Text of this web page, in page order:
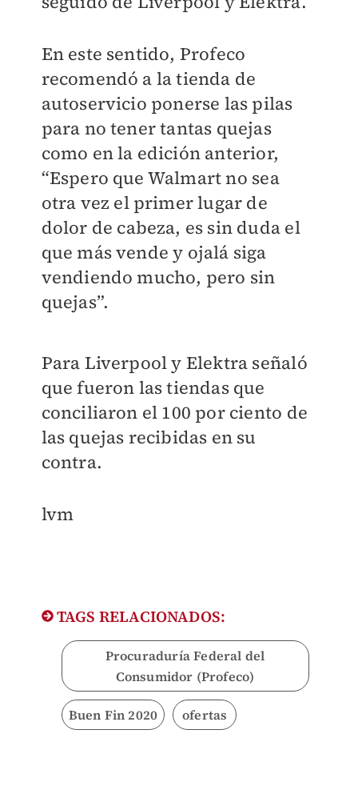
En este sentido, Profeco
recomendó a la tienda de
autoservicio ponerse las pilas
para no tener tantas quejas
como en la edición anterior,
“Espero que Walmart no sea
otra vez el primer lugar de
dolor de cabeza, es sin duda el
que más vende y ojalá siga
vendiendo mucho, pero sin
quejas”.
Para Liverpool y Elektra señaló
que fueron las tiendas que
conciliaron el 100 por ciento de
las quejas recibidas en su
contra.
lvm
TAGS RELACIONADOS:
Procuraduría Federal del
Consumidor (Profeco)
Buen Fin 2020 ofertas